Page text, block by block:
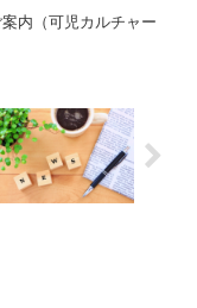
内（可児カルチャー